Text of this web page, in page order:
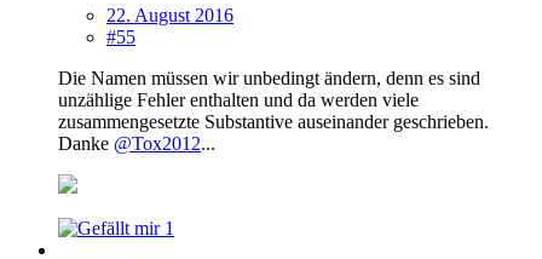
22. August 2016
#55
Die Namen müssen wir unbedingt ändern, denn es sind
unzählige Fehler enthalten und da werden viele
zusammengesetzte Substantive auseinander geschrieben.
Danke @Tox2012...
1